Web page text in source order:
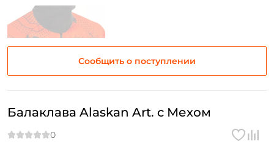
Сообщить о поступлении
Балаклава Alaskan Art. c Мехом
Придумайте пароль: *
Заполняя данную форму вы соглашаетесь на обработку
Создать аккаунт